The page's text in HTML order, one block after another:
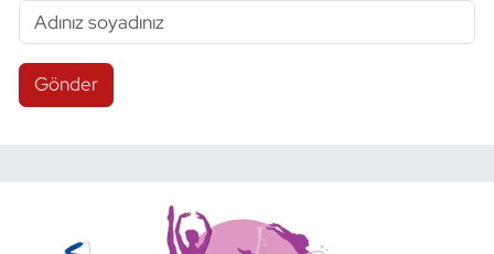
Gönder